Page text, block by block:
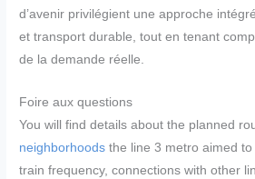
d’avenir privilégient une approche
et transport durable, tout en tenant
de la demande réelle.
Foire aux questions
You will find details about the planned
neighborhoods the line 3 metro aimed
train frequency, connections with other